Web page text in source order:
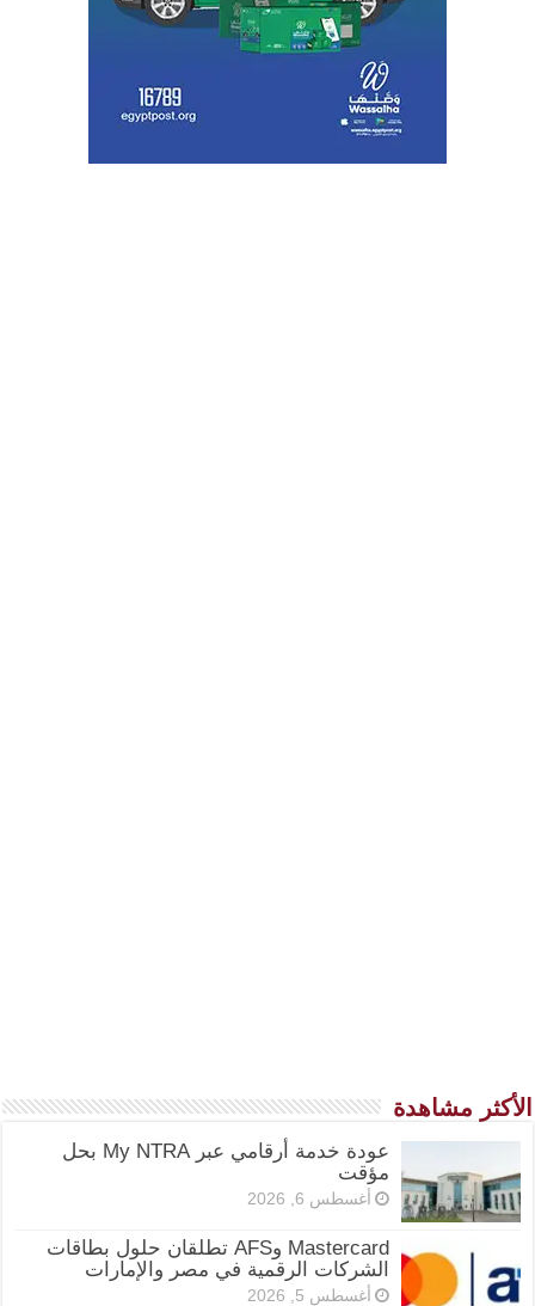
الأكثر مشاهدة
عودة خدمة أرقامي عبر My NTRA بحل
مؤقت
أغسطس 6, 2026
Mastercard وAFS تطلقان حلول بطاقات
الشركات الرقمية في مصر والإمارات
أغسطس 5, 2026